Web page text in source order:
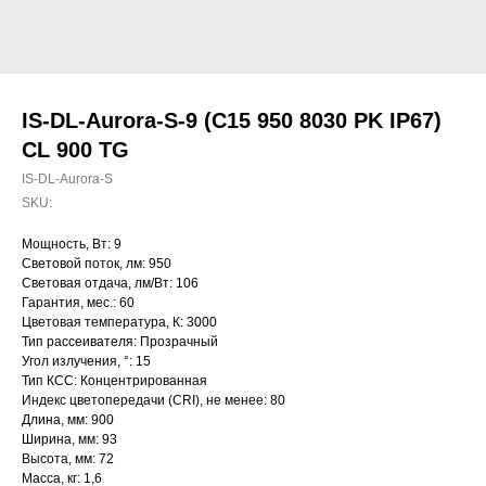
IS-DL-Aurora-S-9 (C15 950 8030 PK IP67)
CL 900 TG
IS-DL-Aurora-S
SKU:
Мощность, Вт: 9
Световой поток, лм: 950
Световая отдача, лм/Вт: 106
Гарантия, мес.: 60
Цветовая температура, К: 3000
Тип рассеивателя: Прозрачный
Угол излучения, °: 15
Тип КСС: Концентрированная
Индекс цветопередачи (CRI), не менее: 80
Длина, мм: 900
Ширина, мм: 93
Высота, мм: 72
Масса, кг: 1,6